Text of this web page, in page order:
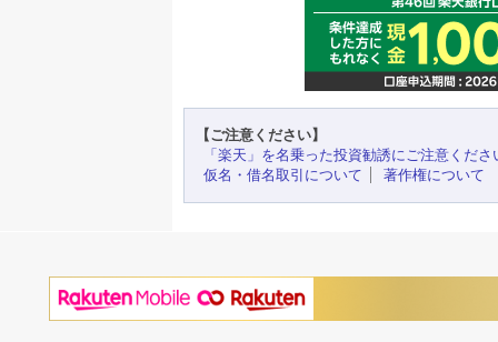
【ご注意ください】
「楽天」を名乗った投資勧誘にご注意くださ
仮名・借名取引について
著作権について